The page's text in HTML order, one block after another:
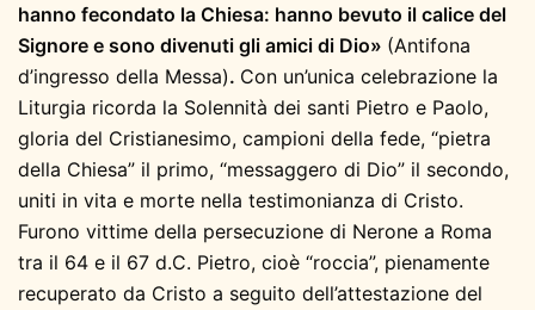
hanno fecondato la Chiesa: hanno bevuto il calice del
Signore e sono divenuti gli amici di Dio» (Antifona
d’ingresso della Messa). Con un’unica celebrazione la
Liturgia ricorda la Solennità dei santi Pietro e Paolo,
gloria del Cristianesimo, campioni della fede, “pietra
della Chiesa” il primo, “messaggero di Dio” il secondo,
uniti in vita e morte nella testimonianza di Cristo.
Furono vittime della persecuzione di Nerone a Roma
tra il 64 e il 67 d.C. Pietro, cioè “roccia”, pienamente
recuperato da Cristo a seguito dell’attestazione del